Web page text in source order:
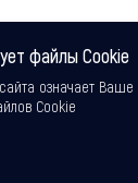
файлы Cookie
означает Ваше
Cookie